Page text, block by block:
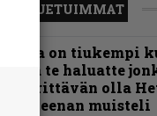
LUETUIMMAT
on tiukempi
ja te haluatte
yrittävän olla
Keenan muisteli